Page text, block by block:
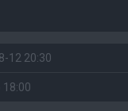
12 20:30
18:00